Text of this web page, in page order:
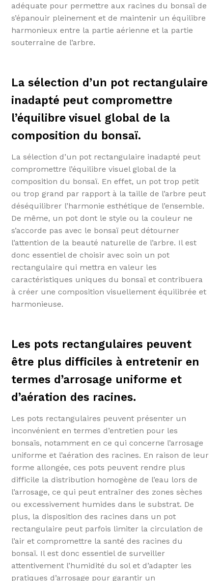
adéquate pour permettre aux racines du bonsaï de
s’épanouir pleinement et de maintenir un équilibre
harmonieux entre la partie aérienne et la partie
souterraine de l’arbre.
La sélection d’un pot rectangulaire
inadapté peut compromettre
l’équilibre visuel global de la
composition du bonsaï.
La sélection d’un pot rectangulaire inadapté peut
compromettre l’équilibre visuel global de la
composition du bonsaï. En effet, un pot trop petit
ou trop grand par rapport à la taille de l’arbre peut
déséquilibrer l’harmonie esthétique de l’ensemble.
De même, un pot dont le style ou la couleur ne
s’accorde pas avec le bonsaï peut détourner
l’attention de la beauté naturelle de l’arbre. Il est
donc essentiel de choisir avec soin un pot
rectangulaire qui mettra en valeur les
caractéristiques uniques du bonsaï et contribuera
à créer une composition visuellement équilibrée et
harmonieuse.
Les pots rectangulaires peuvent
être plus difficiles à entretenir en
termes d’arrosage uniforme et
d’aération des racines.
Les pots rectangulaires peuvent présenter un
inconvénient en termes d’entretien pour les
bonsaïs, notamment en ce qui concerne l’arrosage
uniforme et l’aération des racines. En raison de leur
forme allongée, ces pots peuvent rendre plus
difficile la distribution homogène de l’eau lors de
l’arrosage, ce qui peut entraîner des zones sèches
ou excessivement humides dans le substrat. De
plus, la disposition des racines dans un pot
rectangulaire peut parfois limiter la circulation de
l’air et compromettre la santé des racines du
bonsaï. Il est donc essentiel de surveiller
attentivement l’humidité du sol et d’adapter les
pratiques d’arrosage pour garantir un